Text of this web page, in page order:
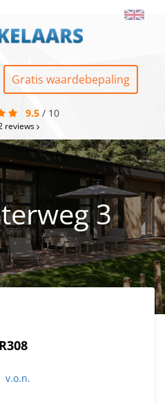
Gratis waardebepaling
9.5 / 10
reviews
3
v.o.n.